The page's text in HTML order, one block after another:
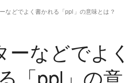
などでよく書かれる「ppl」の意味とは？
ーなどでよく
「ppl」の意